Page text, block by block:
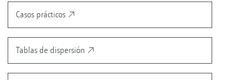
Casos prácticos
Tablas de dispersión